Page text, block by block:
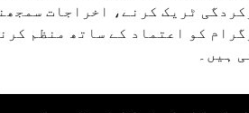
ٹریک کرنے، اخراجات
کو اعتماد کے ساتھ منظم
ہیں۔